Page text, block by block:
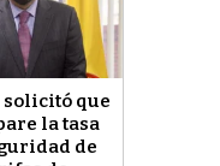
que
la tasa
de